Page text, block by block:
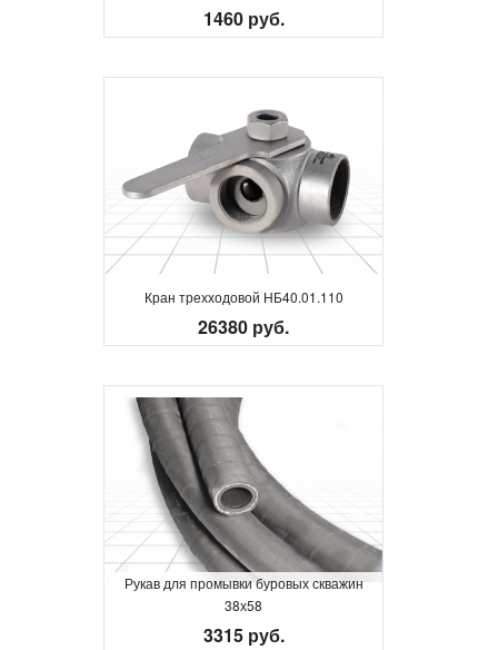
1460 руб.
Кран трехходовой НБ40.01.110
26380 руб.
Рукав для промывки буровых скважин
38х58
3315 руб.